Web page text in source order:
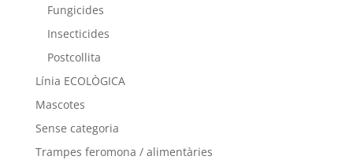
Fungicides
Insecticides
Postcollita
Línia ECOLÒGICA
Mascotes
Sense categoria
Trampes feromona / alimentàries